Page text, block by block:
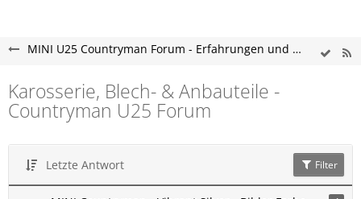
MINI U25 Countryman Forum - Erfahrungen und Probleme
Karosserie, Blech- & Anbauteile -
Countryman U25 Forum
Letzte Antwort Filter